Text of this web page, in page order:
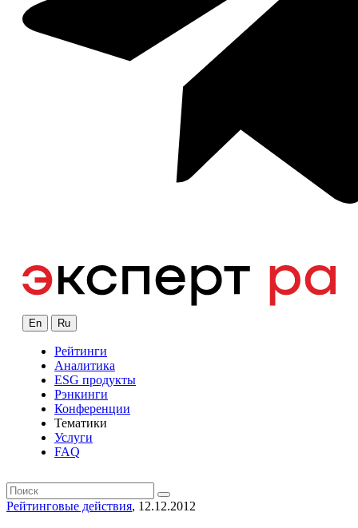
En Ru
Рейтинги
Аналитика
ESG продукты
Рэнкинги
Конференции
Тематики
Услуги
FAQ
Рейтинговые действия, 12.12.2012